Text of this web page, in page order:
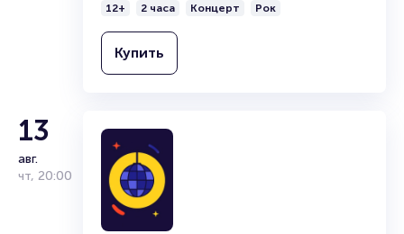
12+ 2 часа Концерт Рок
Купить
13
авг.
чт, 20:00